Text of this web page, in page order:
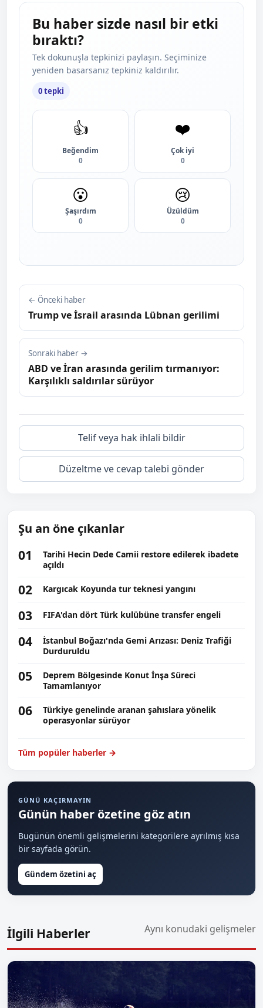
Bu haber sizde nasıl bir etki
bıraktı?
Tek dokunuşla tepkinizi paylaşın. Seçiminize
yeniden basarsanız tepkiniz kaldırılır.
0 tepki
👍
Beğendim
0
❤️
Çok iyi
0
😮
Şaşırdım
0
😢
Üzüldüm
0
← Önceki haber
Trump ve İsrail arasında Lübnan gerilimi
Sonraki haber →
ABD ve İran arasında gerilim tırmanıyor:
Karşılıklı saldırılar sürüyor
Telif veya hak ihlali bildir
Düzeltme ve cevap talebi gönder
Şu an öne çıkanlar
01
Tarihi Hecin Dede Camii restore edilerek ibadete
açıldı
02 Kargıcak Koyunda tur teknesi yangını
03 FIFA'dan dört Türk kulübüne transfer engeli
04
İstanbul Boğazı'nda Gemi Arızası: Deniz Trafiği
Durduruldu
05
Deprem Bölgesinde Konut İnşa Süreci
Tamamlanıyor
06
Türkiye genelinde aranan şahıslara yönelik
operasyonlar sürüyor
Tüm popüler haberler →
GÜNÜ KAÇIRMAYIN
Günün haber özetine göz atın
Bugünün önemli gelişmelerini kategorilere ayrılmış kısa
bir sayfada görün.
Gündem özetini aç
İlgili Haberler Aynı konudaki gelişmeler